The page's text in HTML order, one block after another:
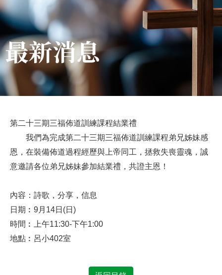
最新消息
第二十三期三福佈道訓練課程結業禮
我們為完成第二十三期三福佈道訓練課程弟兄姊妹感
恩，在裝備佈道過程經歷與上帝同工，拯救失喪靈魂，誠
意邀請各位弟兄姊妹參加結業禮，共證主恩！
內容：詩歌，分享，信息
日期︰9月14日(日)
時間︰上午11:30-下午1:00
地點︰呂小402室